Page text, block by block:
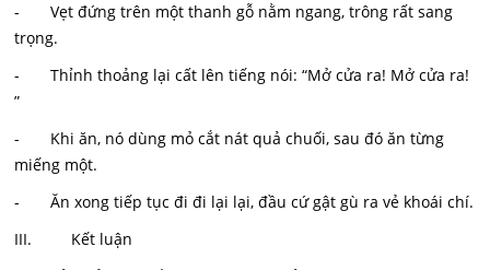
- Vẹt đứng trên một thanh gỗ nằm ngang, trông rất sang
trọng.
- Thỉnh thoảng lại cất lên tiếng nói: “Mở cửa ra! Mở cửa ra!
”
- Khi ăn, nó dùng mỏ cắt nát quả chuối, sau đó ăn từng
miếng một.
- Ăn xong tiếp tục đi đi lại lại, đầu cứ gật gù ra vẻ khoái chí.
III. Kết luận